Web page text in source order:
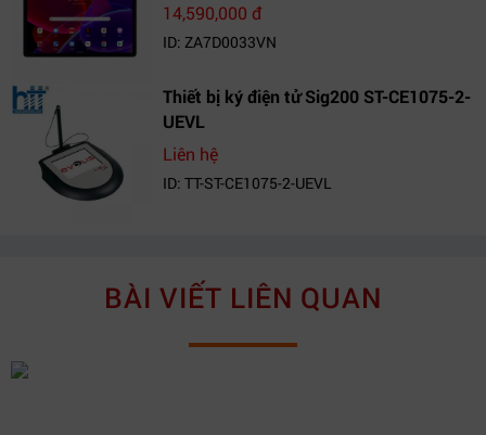
14,590,000 đ
ID: ZA7D0033VN
Thiết bị ký điện tử Sig200 ST-CE1075-2-
UEVL
Liên hệ
ID: TT-ST-CE1075-2-UEVL
BÀI VIẾT LIÊN QUAN